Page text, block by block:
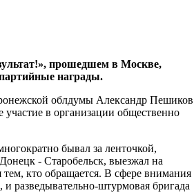
прошедшем в Москве,
награды.
облдумы Александр Пешиков
в организации общественно
бывал за ленточкой,
- Старобельск, выезжал на
тем, кто обращается. В сфере внимания
разведывательно-штурмовая бригада